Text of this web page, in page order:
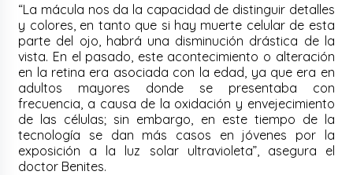
“La mácula nos da la capacidad de distinguir detalles
y colores, en tanto que si hay muerte celular de esta
parte del ojo, habrá una disminución drástica de la
vista. En el pasado, este acontecimiento o alteración
en la retina era asociada con la edad, ya que era en
adultos mayores donde se presentaba con
frecuencia, a causa de la oxidación y envejecimiento
de las células; sin embargo, en este tiempo de la
tecnología se dan más casos en jóvenes por la
exposición a la luz solar ultravioleta”, asegura el
doctor Benites.